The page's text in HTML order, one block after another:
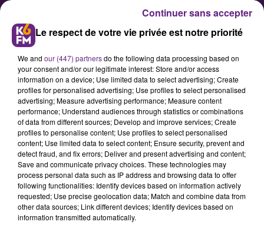
Le groupe SEB va produire des
vélos électriques
Le groupe SEB, spécialiste en
équipement domestique, dont le
siège est situé à Selongey, a
annoncé ce week-end devenir le
Le respect de votre vie privée est notre priorité
We and our (447) partnersdo the following data processing based on
your consent and/or our legitimate interest: Store and/or access
information on a device; Use limited data to select advertising; Create
profiles for personalised advertising; Use profiles to select personalised
advertising; Measure advertising performance; Measure content
performance; Understand audiences through statistics or combinations
of data from different sources; Develop and improve services; Create
profiles to personalise content; Use profiles to select personalised
content; Use limited data to select content; Ensure security, prevent and
detect fraud, and fix errors; Deliver and present advertising and content;
Save and communicate privacy choices. These technologies may
process personal data such as IP address and browsing data to offer
following functionalities: Identify devices based on information actively
requested; Use precise geolocation data; Match and combine data from
other data sources; Link different devices; Identify devices based on
information transmitted automatically.
Continuer sans accepter